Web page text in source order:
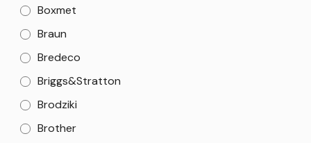
Boxmet
Braun
Bredeco
Briggs&Stratton
Brodziki
Brother